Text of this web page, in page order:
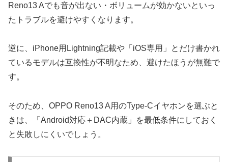
Reno13 Aでも音が出ない・ボリュームが効かないといっ
たトラブルを避けやすくなります。
逆に、iPhone用Lightning記載や「iOS専用」とだけ書かれ
ているモデルは互換性が不明なため、避けたほうが無難で
す。
そのため、OPPO Reno13 A用のType-Cイヤホンを選ぶと
きは、「Android対応＋DAC内蔵」を最低条件にしておく
と失敗しにくいでしょう。